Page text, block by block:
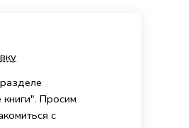
книги". Просим
с